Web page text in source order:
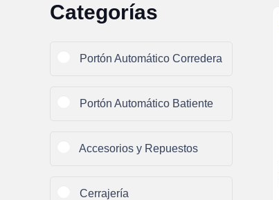
Categorías
Portón Automático Corredera
Portón Automático Batiente
Accesorios y Repuestos
Cerrajería